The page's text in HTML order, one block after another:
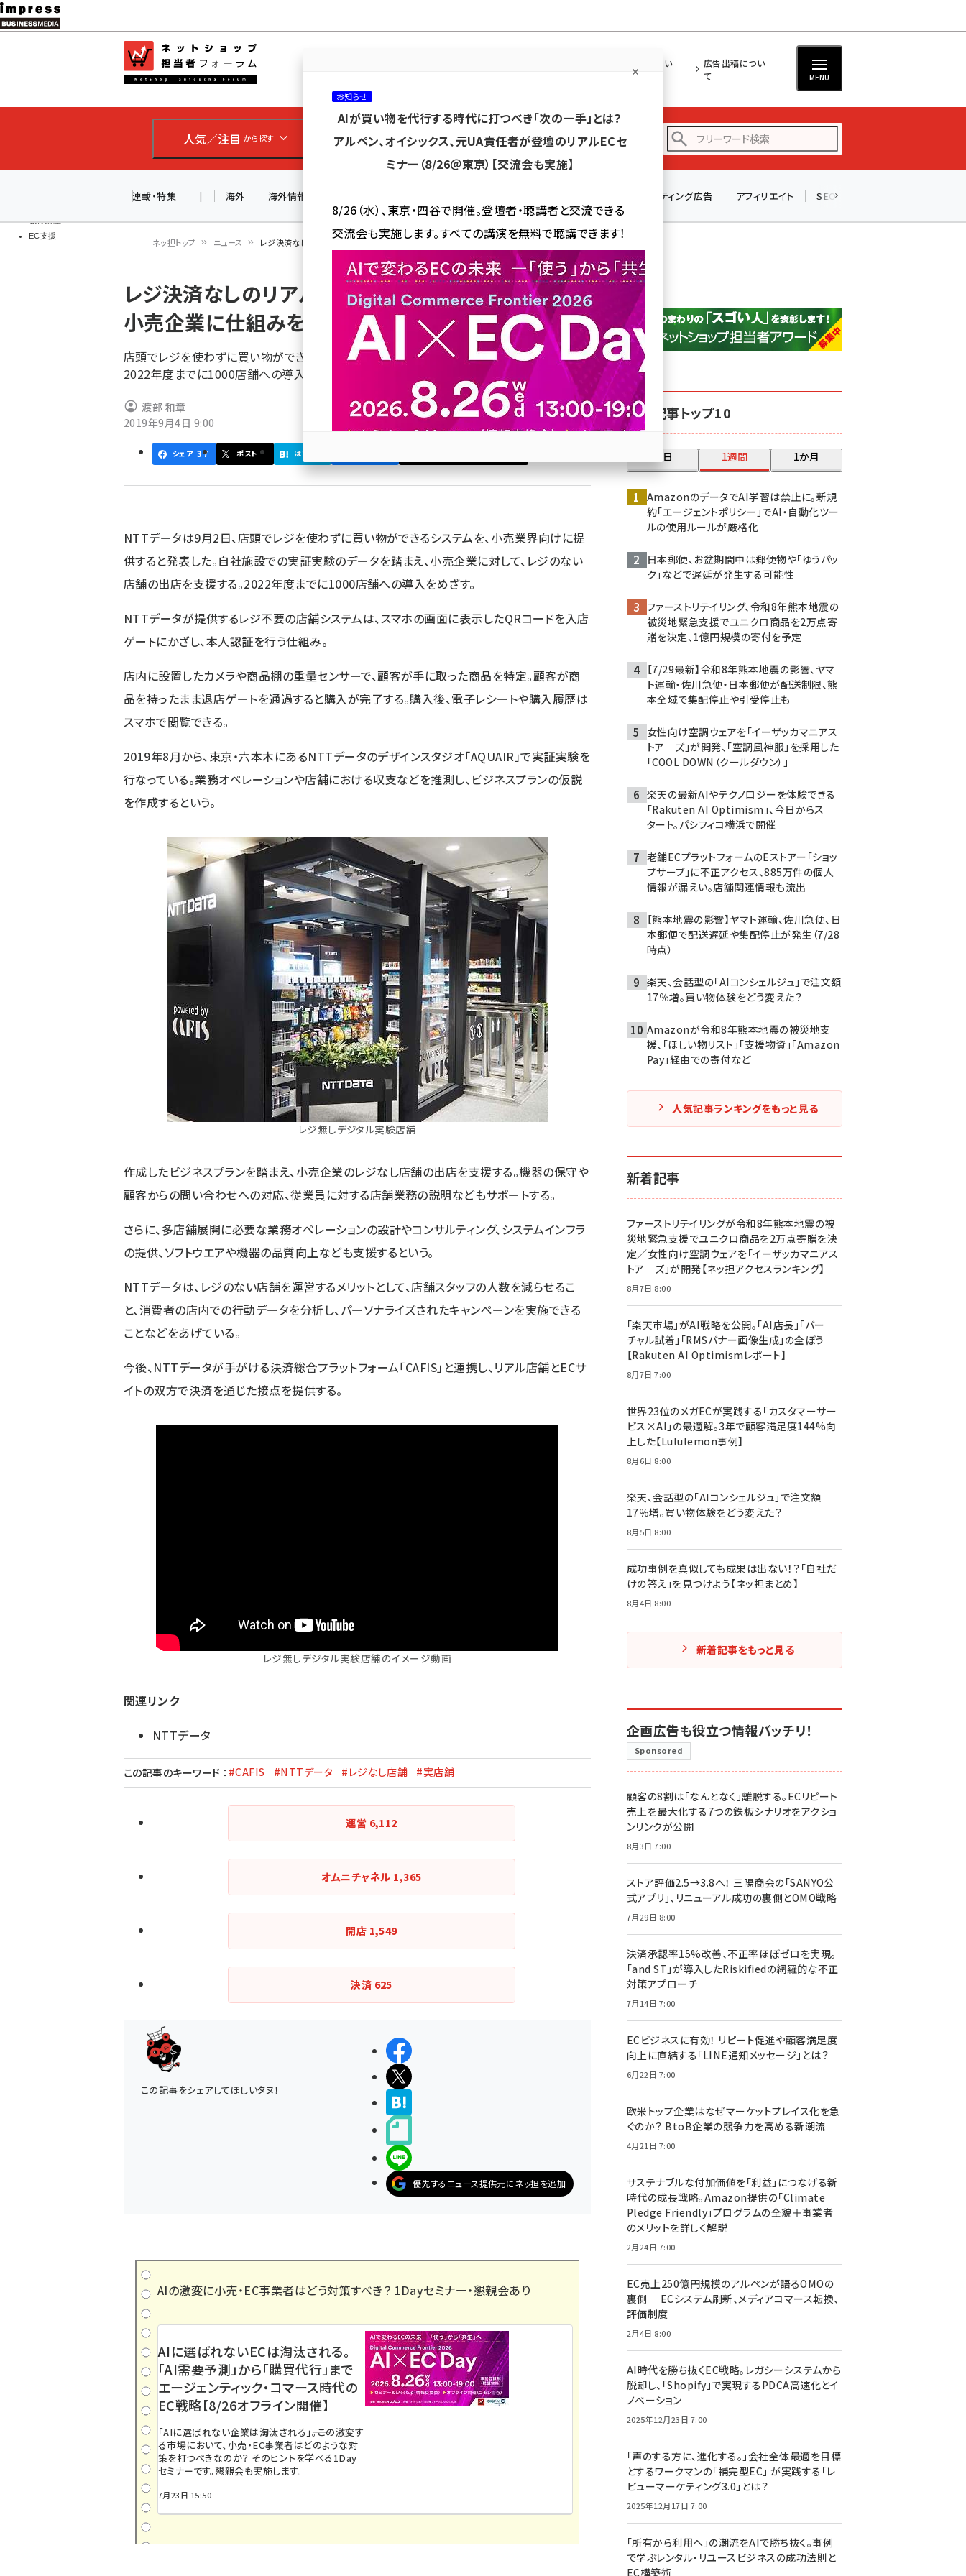
メ
イ
ン
ツ
移
教育講座
EC支援
ネッ担につい
広告出稿につい
て
MENU
人気／注目 から探す カテゴリ／種別 から探す セミナー／イベント から探す
アスクル (1122)
base (1081)
連載・特集 | 海外 海外情報 リスティング広告 アフィリエイト SEO
ン
く
ず
ネッ担トップ ニュース レジ決済なしのリアル店舗をNTTデータがオープン、小売企業に仕組みを提供
レジ決済なしのリアル店舗をNTTデータがオープン、
小売企業に仕組みを提供
店頭でレジを使わずに買い物ができるシステムを小売業界向けに提供。実証実験を経て、
2022年度までに1000店舗への導入をめざす
渡部 和章
2019年9月4日 9:00
シェア 37 ポスト はてブ
NTTデータは9月2日、店頭でレジを使わずに買い物ができるシステムを、小売業界向けに提
供すると発表した。自社施設での実証実験のデータを踏まえ、小売企業に対して、レジのない
店舗の出店を支援する。2022年度までに1000店舗への導入をめざす。
NTTデータが提供するレジ不要の店舗システムは、スマホの画面に表示したQRコードを入店
ゲートにかざし、本人認証を行う仕組み。
店内に設置したカメラや商品棚の重量センサーで、顧客が手に取った商品を特定。顧客が商
品を持ったまま退店ゲートを通過すると購入が完了する。購入後、電子レシートや購入履歴は
スマホで閲覧できる。
2019年8月から、東京・六本木にあるNTTデータのデザインスタジオ「AQUAIR」で実証実験を
行なっている。業務オペレーションや店舗における収支などを推測し、ビジネスプランの仮説
を作成するという。
レジ無しデジタル実験店舗
作成したビジネスプランを踏まえ、小売企業のレジなし店舗の出店を支援する。機器の保守や
顧客からの問い合わせへの対応、従業員に対する店舗業務の説明などもサポートする。
さらに、多店舗展開に必要な業務オペレーションの設計やコンサルティング、システムインフラ
の提供、ソフトウエアや機器の品質向上なども支援するという。
NTTデータは、レジのない店舗を運営するメリットとして、店舗スタッフの人数を減らせるこ
と、消費者の店内での行動データを分析し、パーソナライズされたキャンペーンを実施できる
ことなどをあげている。
今後、NTTデータが手がける決済総合プラットフォーム「CAFIS」と連携し、リアル店舗とECサ
イトの双方で決済を通じた接点を提供する。
レジ無しデジタル実験店舗のイメージ動画
関連リンク
NTTデータ
この記事のキーワード ： #CAFIS #NTTデータ #レジなし店舗 #実店舗
運営 6,112
オムニチャネル 1,365
開店 1,549
決済 625
この記事をシェアしてほしいタヌ！
優先するニュース提供元にネッ担を追加
AIの激変に小売・EC事業者はどう対策すべき？ 1Dayセミナー・懇親会あり
AIに選ばれないECは淘汰される。
「AI需要予測」から「購買代行」まで
エージェンティック・コマース時代の
EC戦略【8/26オフライン開催】
「AIに選ばれない企業は淘汰される」――。この激変す
る市場において、小売・EC事業者はどのような対
策を打つべきなのか？ そのヒントを学べる1Day
セミナーです。懇親会も実施します。
7月23日 15:50
人気記事トップ10
昨日 1週間 1か月
AmazonのデータでAI学習は禁止に。新規
約「エージェントポリシー」でAI・自動化ツー
ルの使用ルールが厳格化
日本郵便、お盆期間中は郵便物や「ゆうパッ
ク」などで遅延が発生する可能性
ファーストリテイリング、令和8年熊本地震の
被災地緊急支援でユニクロ商品を2万点寄
贈を決定、1億円規模の寄付を予定
【7/29最新】令和8年熊本地震の影響、ヤマ
ト運輸・佐川急便・日本郵便が配送制限、熊
本全域で集配停止や引受停止も
女性向け空調ウェアを「イーザッカマニアス
トア―ズ」が開発、「空調風神服」を採用した
「COOL DOWN（クールダウン）」
楽天の最新AIやテクノロジーを体験できる
「Rakuten AI Optimism」、今日からス
タート。パシフィコ横浜で開催
老舗ECプラットフォームのEストアー「ショッ
プサーブ」に不正アクセス、885万件の個人
情報が漏えい。店舗関連情報も流出
【熊本地震の影響】ヤマト運輸、佐川急便、日
本郵便で配送遅延や集配停止が発生（7/28
時点）
楽天、会話型の「AIコンシェルジュ」で注文額
17％増。買い物体験をどう変えた？
Amazonが令和8年熊本地震の被災地支
援、「ほしい物リスト」「支援物資」「Amazon
Pay」経由での寄付など
人気記事ランキングをもっと見る
新着記事
ファーストリテイリングが令和8年熊本地震の被
災地緊急支援でユニクロ商品を2万点寄贈を決
定／女性向け空調ウェアを「イーザッカマニアス
トア―ズ」が開発【ネッ担アクセスランキング】
8月7日 8:00
「楽天市場」がAI戦略を公開。「AI店長」「バー
チャル試着」「RMSバナー画像生成」の全ぼう
【Rakuten AI Optimismレポート】
8月7日 7:00
世界23位のメガECが実践する「カスタマーサー
ビス×AI」の最適解。3年で顧客満足度144%向
上した【Lululemon事例】
8月6日 8:00
楽天、会話型の「AIコンシェルジュ」で注文額
17％増。買い物体験をどう変えた？
8月5日 8:00
成功事例を真似しても成果は出ない！？「自社だ
けの答え」を見つけよう【ネッ担まとめ】
8月4日 8:00
新着記事をもっと見る
企画広告も役立つ情報バッチリ！
Sponsored
顧客の8割は「なんとなく」離脱する。ECリピート
売上を最大化する7つの鉄板シナリオをアクショ
ンリンクが公開
8月3日 7:00
ストア評価2.5→3.8へ！ 三陽商会の「SANYO公
式アプリ」、リニューアル成功の裏側とOMO戦略
7月29日 8:00
決済承認率15%改善、不正率ほぼゼロを実現。
「and ST」が導入したRiskifiedの網羅的な不正
対策アプローチ
7月14日 7:00
ECビジネスに有効！ リピート促進や顧客満足度
向上に直結する「LINE通知メッセージ」とは？
6月22日 7:00
欧米トップ企業はなぜマーケットプレイス化を急
ぐのか？ BtoB企業の競争力を高める新潮流
4月21日 7:00
サステナブルな付加価値を「利益」につなげる新
時代の成長戦略。Amazon提供の「Climate
Pledge Friendly」プログラムの全貌＋事業者
のメリットを詳しく解説
2月24日 7:00
EC売上250億円規模のアルペンが語るOMOの
裏側 ―ECシステム刷新、メディアコマース転換、
評価制度
2月4日 8:00
AI時代を勝ち抜くEC戦略。レガシーシステムから
脱却し、「Shopify」で実現するPDCA高速化とイ
ノベーション
2025年12月23日 7:00
「声のする方に、進化する。」会社全体最適を目標
とするワークマンの「補完型EC」 が実践する「レ
ビューマーケティング3.0」とは？
2025年12月17日 7:00
「所有から利用へ」の潮流をAIで勝ち抜く。事例
で学ぶレンタル・リユースビジネスの成功法則と
EC構築術
お知らせ
AIが買い物を代行する時代に打つべき「次の一手」とは？
アルペン、オイシックス、元UA責任者が登壇のリアルECセ
ミナー（8/26＠東京）【交流会も実施】
8/26（水）、東京・四谷で開催。登壇者・聴講者と交流できる
交流会も実施します。すべての講演を無料で聴講できます！